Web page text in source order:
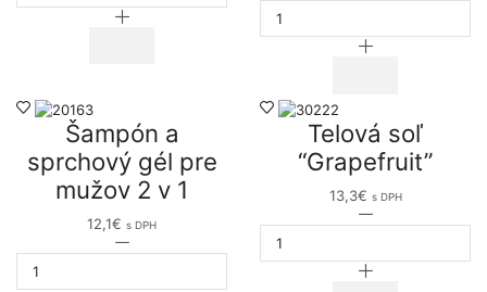
gel
gél
Šampón a
sprchový gél pre
mužov 2 v 1
12,1€ s DPH
množstvo
Telová soľ
“Grapefruit”
13,3€ s DPH
množstvo
"Grapefruit"